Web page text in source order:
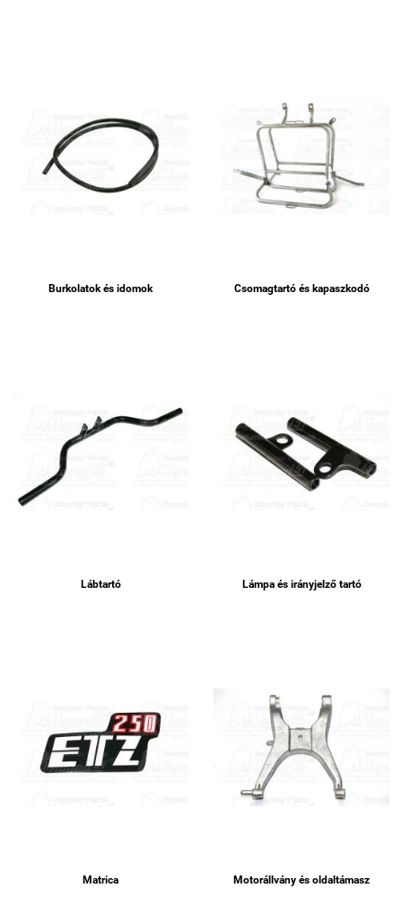
Burkolatok és idomok Csomagtartó és kapaszkodó
Lábtartó Lámpa és irányjelző tartó
Matrica Motorállvány és oldaltámasz